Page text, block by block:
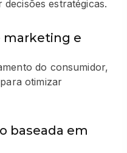
estratégicas.
marketing e
do consumidor,
otimizar
baseada em